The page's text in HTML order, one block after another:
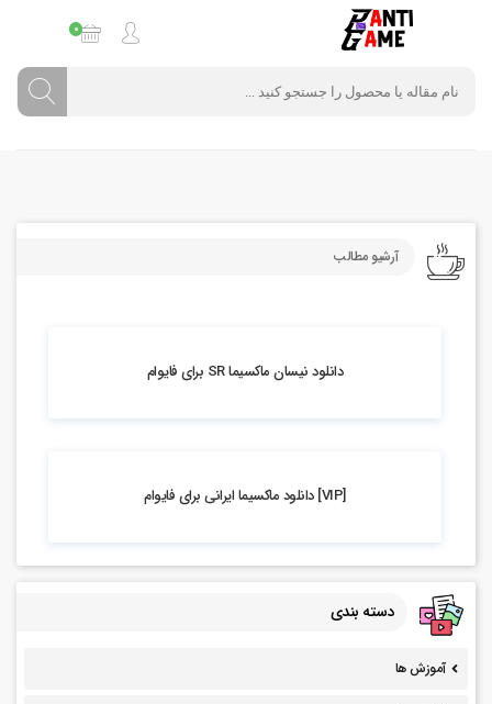
0
آرشیو مطالب
دانلود نیسان ماکسیما SR برای فایوام
[VIP] دانلود ماکسیما ایرانی برای فایوام
دسته بندی
آموزش ها